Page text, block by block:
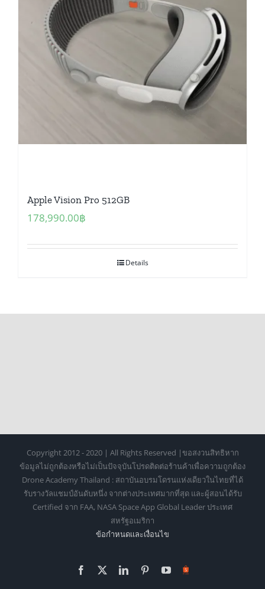
Apple Vision Pro 512GB
178,990.00฿
Details
Copyright 2012 - 2020 | All Rights Reserved |ขอสงวนสิทธิหาก
ข้อมูลไม่ถูกต้องหรือไม่เป็นปัจจุบันโปรดติดต่อร้านค้าเพื่อความถูกต้อง
Drone Academy Thailand : สถาบันอบรมโดรนแห่งเดียวในไทยที่ได้
รับรางวัลแชมป์อันดับหนึ่ง จากต่างประเทศมากที่สุด และผู้สอนได้รับ
Certified จาก FAA, NASA Space App Global Leader ประเทศ
สหรัฐอเมริกา
ข้อกำหนดเเละเงื่อนไข
Facebook
X LinkedInPinterestYouTube
Https://shopee.co.th/